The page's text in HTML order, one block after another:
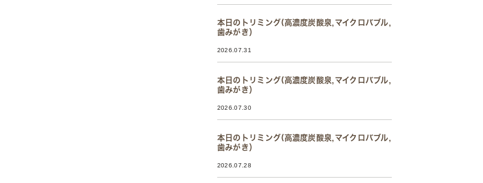
本日のトリミング(高濃度炭酸泉,マイクロバブル,
歯みがき）
2026.07.31
本日のトリミング(高濃度炭酸泉,マイクロバブル,
歯みがき）
2026.07.30
本日のトリミング(高濃度炭酸泉,マイクロバブル,
歯みがき）
2026.07.28